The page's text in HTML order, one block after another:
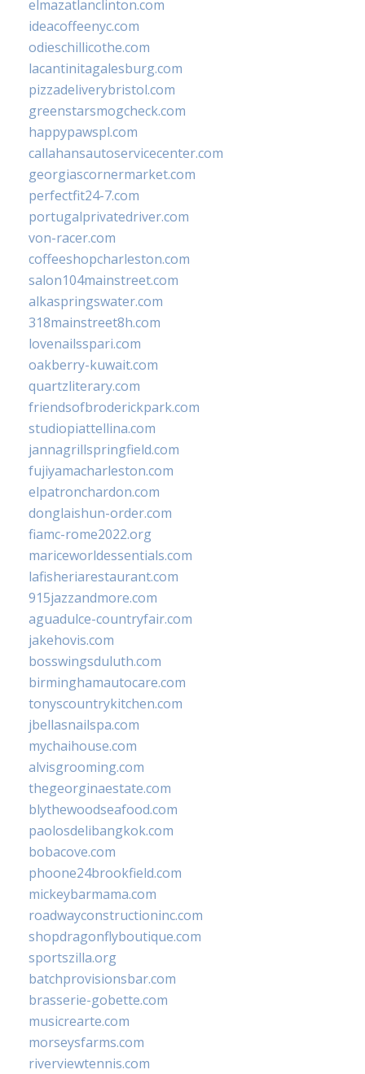
elmazatlanclinton.com
ideacoffeenyc.com
odieschillicothe.com
lacantinitagalesburg.com
pizzadeliverybristol.com
greenstarsmogcheck.com
happypawspl.com
callahansautoservicecenter.com
georgiascornermarket.com
perfectfit24-7.com
portugalprivatedriver.com
von-racer.com
coffeeshopcharleston.com
salon104mainstreet.com
alkaspringswater.com
318mainstreet8h.com
lovenailsspari.com
oakberry-kuwait.com
quartzliterary.com
friendsofbroderickpark.com
studiopiattellina.com
jannagrillspringfield.com
fujiyamacharleston.com
elpatronchardon.com
donglaishun-order.com
fiamc-rome2022.org
mariceworldessentials.com
lafisheriarestaurant.com
915jazzandmore.com
aguadulce-countryfair.com
jakehovis.com
bosswingsduluth.com
birminghamautocare.com
tonyscountrykitchen.com
jbellasnailspa.com
mychaihouse.com
alvisgrooming.com
thegeorginaestate.com
blythewoodseafood.com
paolosdelibangkok.com
bobacove.com
phoone24brookfield.com
mickeybarmama.com
roadwayconstructioninc.com
shopdragonflyboutique.com
sportszilla.org
batchprovisionsbar.com
brasserie-gobette.com
musicrearte.com
morseysfarms.com
riverviewtennis.com